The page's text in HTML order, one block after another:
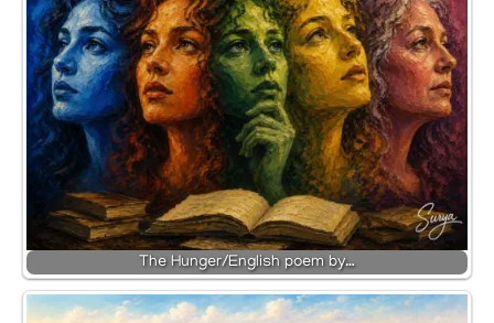
The Hunger/English poem by…